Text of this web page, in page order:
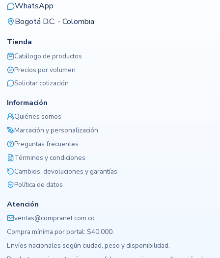
WhatsApp
Bogotá D.C. - Colombia
Tienda
Catálogo de productos
Precios por volumen
Solicitar cotización
Información
Quiénes somos
Marcación y personalización
Preguntas frecuentes
Términos y condiciones
Cambios, devoluciones y garantías
Política de datos
Atención
ventas@compranet.com.co
Compra mínima por portal: $40.000.
Envíos nacionales según ciudad, peso y disponibilidad.